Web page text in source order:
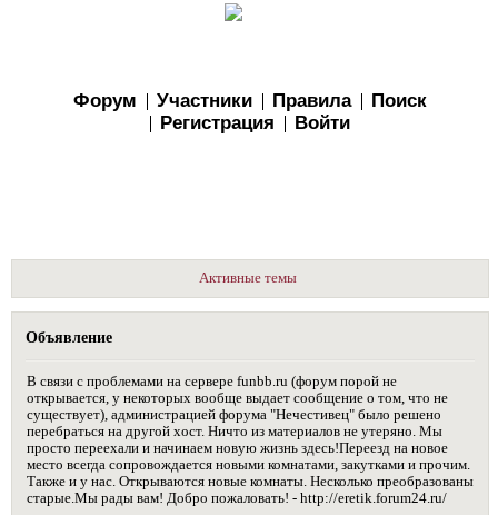
Форум Участники Правила
Поиск
Регистрация
Войти
Активные темы
Объявление
В связи с проблемами на сервере funbb.ru (форум порой не
открывается, у некоторых вообще выдает сообщение о том, что не
существует), администрацией форума "Нечестивец" было решено
перебраться на другой хост. Ничто из материалов не утеряно. Мы
просто переехали и начинаем новую жизнь здесь!Переезд на новое
место всегда сопровождается новыми комнатами, закутками и прочим.
Также и у нас. Открываются новые комнаты. Несколько преобразованы
старые.Мы рады вам! Добро пожаловать! - http://eretik.forum24.ru/